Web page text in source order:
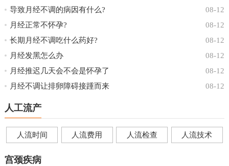
08-12
导致月经不调的病因有什么?
08-12
月经正常不怀孕?
08-12
长期月经不调吃什么药好?
08-12
月经发黑怎么办
08-12
月经推迟几天会不会是怀孕了
08-12
月经不调让排卵障碍接踵而来
人工流产
人流时间 人流费用 人流检查 人流技术
宫颈疾病